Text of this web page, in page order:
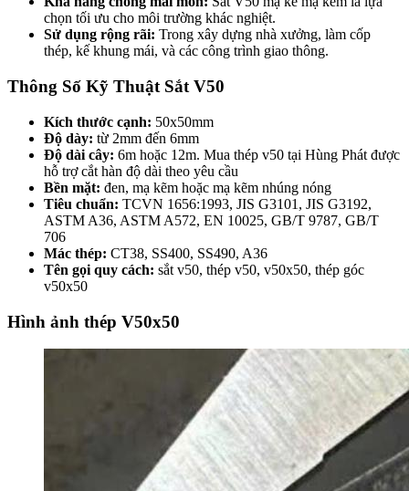
chọn tối ưu cho môi trường khác nghiệt.
Sử dụng rộng rãi: Trong xây dựng nhà xưởng, làm cốp
thép, kế khung mái, và các công trình giao thông.
Thông Số Kỹ Thuật Sắt V50
Kích thước cạnh: 50x50mm
Độ dày: từ 2mm đến 6mm
Độ dài cây: 6m hoặc 12m. Mua thép v50 tại Hùng Phát được
hỗ trợ cắt hàn độ dài theo yêu cầu
Bền mặt: đen, mạ kẽm hoặc mạ kẽm nhúng nóng
Tiêu chuẩn: TCVN 1656:1993, JIS G3101, JIS G3192,
ASTM A36, ASTM A572, EN 10025, GB/T 9787, GB/T
706
Mác thép: CT38, SS400, SS490, A36
Tên gọi quy cách: sắt v50, thép v50, v50x50, thép góc
v50x50
Hình ảnh thép V50x50